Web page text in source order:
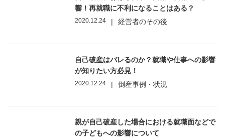
響！再就職に不利になることはある？
2020.12.24 | 経営者のその後
自己破産はバレるのか？就職や仕事への影響
が知りたい方必見！
2020.12.24 | 倒産事例・状況
親が自己破産した場合における就職面などで
の子どもへの影響について